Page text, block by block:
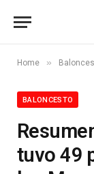
Home »
BALONCESTO
tuvo 49